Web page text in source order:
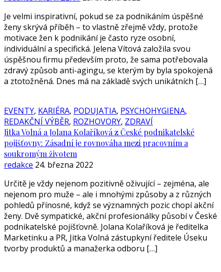
Je velmi inspirativní, pokud se za podnikáním úspěšné
ženy skrývá příběh – to vlastně zřejmě vždy, protože
motivace žen k podnikání je často ryze osobní,
individuální a specifická. Jelena Vítová založila svou
úspěšnou firmu především proto, že sama potřebovala
zdravý způsob anti-agingu, se kterým by byla spokojená
a ztotožněná. Dnes má na základě svých unikátních […]
EVENTY, KARIÉRA, PODUJATIA, PSYCHOHYGIENA,
REDAKČNÍ VÝBĚR, ROZHOVORY, ZDRAVÍ
Jitka Volná a Jolana Kolaříková z České podnikatelské
pojišťovny: Zásadní je rovnováha mezi pracovním a
soukromým životem
redakce 24. března 2022
Určitě je vždy nejenom pozitivně oživující – zejména, ale
nejenom pro muže – ale i mnohými způsoby a z různých
pohledů přínosné, když se významných pozic chopí akční
ženy. Dvě sympatické, akční profesionálky působí v České
podnikatelské pojišťovně. Jolana Kolaříková je ředitelka
Marketinku a PR, Jitka Volná zástupkyní ředitele Úseku
tvorby produktů a manažerka odboru […]